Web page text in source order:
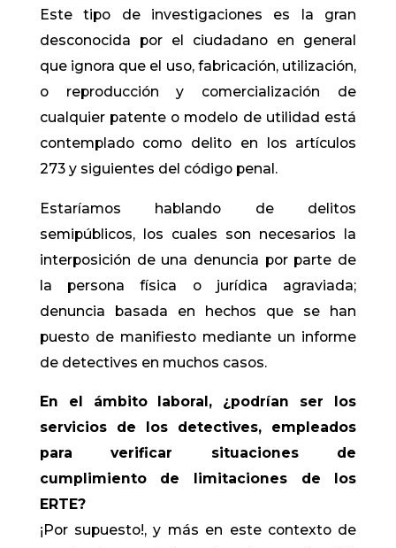
Este tipo de investigaciones es la gran
desconocida por el ciudadano en general
que ignora que el uso, fabricación, utilización,
o reproducción y comercialización de
cualquier patente o modelo de utilidad está
contemplado como delito en los artículos
273 y siguientes del código penal.
Estaríamos hablando de delitos
semipúblicos, los cuales son necesarios la
interposición de una denuncia por parte de
la persona física o jurídica agraviada;
denuncia basada en hechos que se han
puesto de manifiesto mediante un informe
de detectives en muchos casos.
En el ámbito laboral, ¿podrían ser los
servicios de los detectives, empleados
para verificar situaciones de
cumplimiento de limitaciones de los
ERTE?
¡Por supuesto!, y más en este contexto de